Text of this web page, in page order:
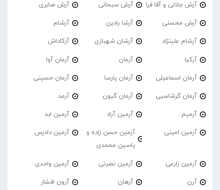
آرش جلالی و آقا فرا آرش سبحانی آرش صابری
آرش محسنی آرشا رادین آرشام
آرشام علینژاد آرشان شهبازی آرکاداش
آرکیا آرمان آرمان آوا
آرمان اسماعیلی آرمان پارسا آرمان حسینی
آرمان گرشاسبی آرمان گیون آرمد
آرمیم آرمین آراد آرمین ابد
آرمین امینی
آرمین حسن زاده و
یاسین محمدی
آرمین دادرس
آرمین زارعی آرمین نصرتی آرمین واحدی
آرن آرهان آرون افشار